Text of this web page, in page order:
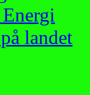
landet